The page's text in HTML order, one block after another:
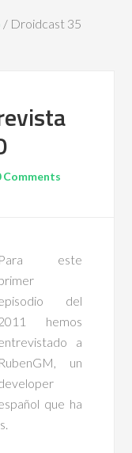
/ Droidcast 35
Comments
Para este
del
hemos
a
RubenGM, un
que ha